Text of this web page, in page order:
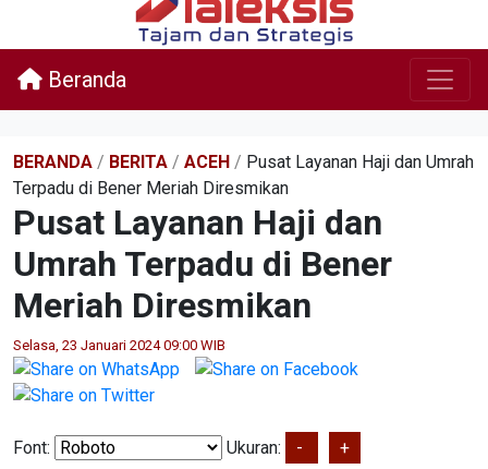
Beranda
BERANDA / BERITA / ACEH / Pusat Layanan Haji dan Umrah
Terpadu di Bener Meriah Diresmikan
Pusat Layanan Haji dan
Umrah Terpadu di Bener
Meriah Diresmikan
Selasa, 23 Januari 2024 09:00 WIB
Font: Ukuran: - +